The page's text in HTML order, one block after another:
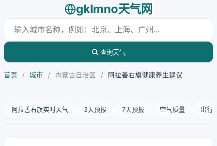
gklmno天气网
查询天气
首页 / 城市 / 内蒙古自治区 / 阿拉善右旗健康养生建议
阿拉善右旗实时天气 3天预报 7天预报 空气质量 出行